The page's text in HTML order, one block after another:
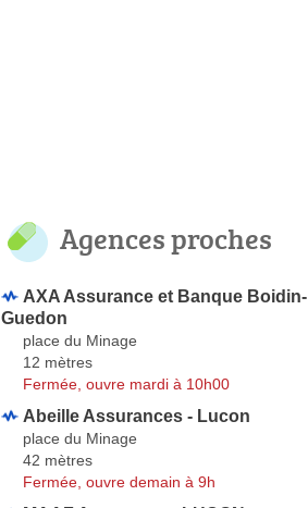
Agences proches
AXA Assurance et Banque Boidin-
Guedon
place du Minage
12 mètres
Fermée, ouvre mardi à 10h00
Abeille Assurances - Lucon
place du Minage
42 mètres
Fermée, ouvre demain à 9h